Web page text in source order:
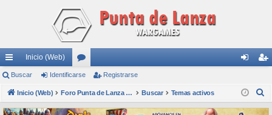
nl
ac
es
Inicio (Web)
or
os nti
fic
ist
ra
Buscar Identificarse Registrarse
Inicio (Web) Foro Punta de Lanza Wargames Buscar Temas activos